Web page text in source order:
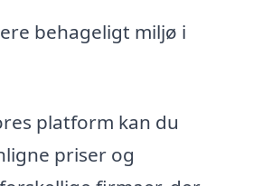
behageligt miljø i
platform kan du
priser og